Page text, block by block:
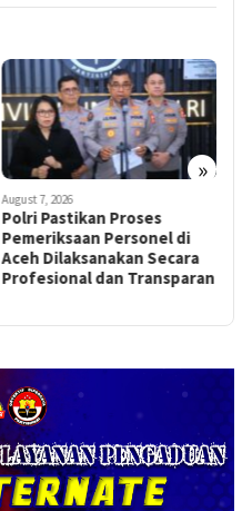
»
August 7, 2026
Polri Pastikan Proses
Pemeriksaan Personel di
Aceh Dilaksanakan Secara
Profesional dan Transparan